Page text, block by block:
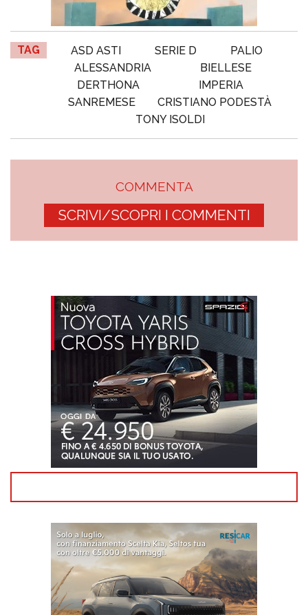
TAG ASD ASTI SERIE D
PALIO
ALESSANDRIA
BIELLESE
DERTHONA
IMPERIA
SANREMESE
CRISTIANO PODESTÀ
TONY ISOLDI
COMMENTA
SCRIVI/SCOPRI I COMMENTI